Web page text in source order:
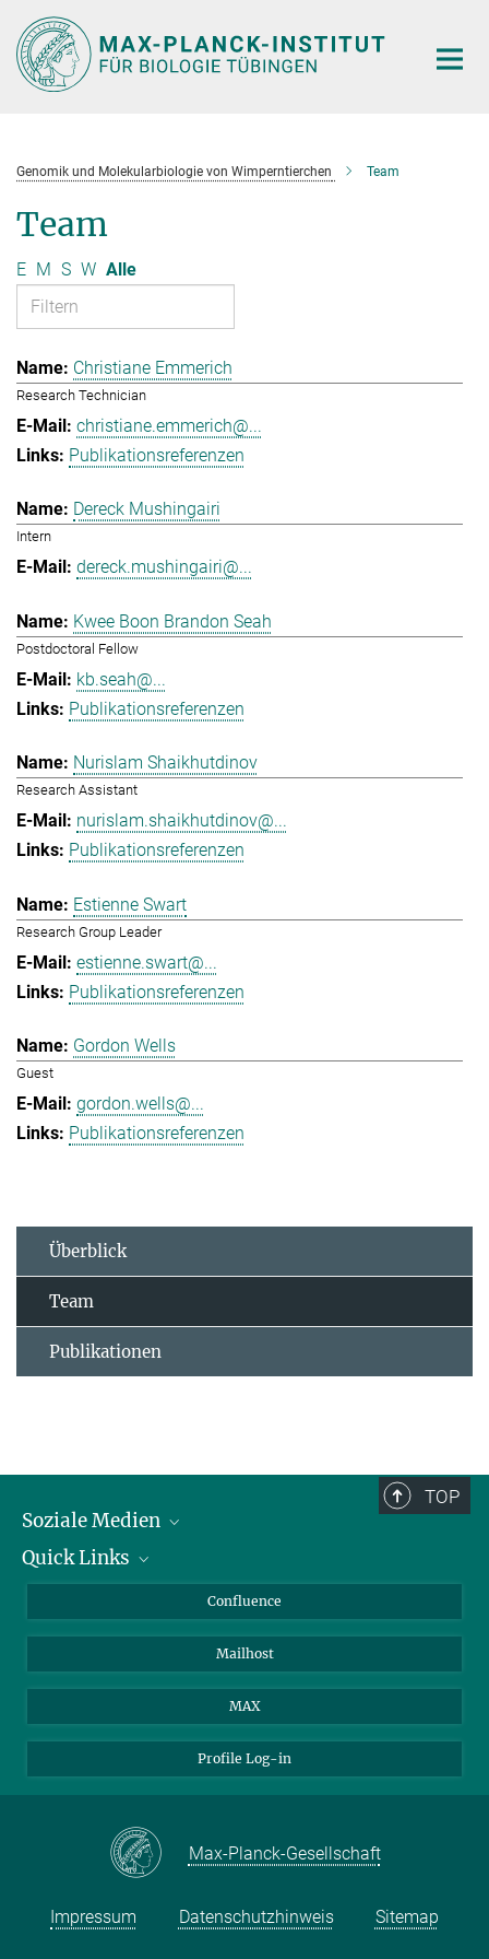
Hauptinhalt
Genomik und Molekularbiologie von Wimperntierchen Team
Team
E M S W Alle
Christiane Emmerich
Research Technician
christiane.emmerich@...
Publikationsreferenzen
Dereck Mushingairi
Intern
dereck.mushingairi@...
Kwee Boon Brandon Seah
Postdoctoral Fellow
kb.seah@...
Publikationsreferenzen
Nurislam Shaikhutdinov
Research Assistant
nurislam.shaikhutdinov@...
Publikationsreferenzen
Estienne Swart
Research Group Leader
estienne.swart@...
Publikationsreferenzen
Gordon Wells
Guest
gordon.wells@...
Publikationsreferenzen
Überblick
Team
Publikationen
TOP
Soziale Medien
LinkedIn
YouTube
Quick Links
Für Journalisten und Journalistinnen
Über Tiere in der Forschung
Ihr Weg zu uns
Confluence
Mailhost
MAX
Profile Log-in
Max-Planck-Gesellschaft
Impressum Datenschutzhinweis Sitemap